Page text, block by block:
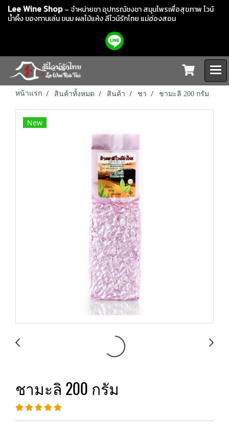
Lee Wine Shop– จำหน่ายชา อุปกรณ์ชงชา สมุนไพรเพื่อสุขภาพ ไวน์
น้ำผึ้ง ของทานเล่น ขนม ผลไม้แห้งลีไวน์รักไทย แม่ฮ่องสอน
หน้าแรก สินค้าทั้งหมด สินค้า ชา ชามะลิ 200 กรัม
New
ชามะลิ 200 กรัม